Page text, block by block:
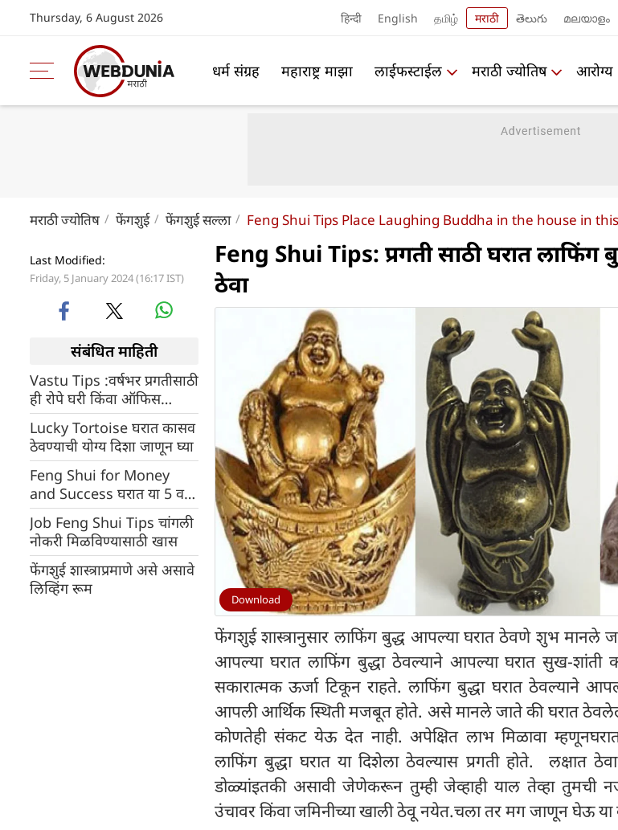
Thursday, 6 August 2026 हिन्दी English தமிழ் मराठी తెలుగు മലയാളം
धर्म संग्रह महाराष्ट्र माझा लाईफस्टाईल मराठी ज्योतिष आरोग्य
मराठी ज्योतिष फेंगशुई फेंगशुई सल्ला Feng Shui Tips Place Laughing Buddha in the house in
Last Modified:
Friday, 5 January 2024 (16:17 IST)
संबंधित माहिती
Vastu Tips :वर्षभर प्रगतीसाठी
ही रोपे घरी किंवा ऑफिस
डेस्कवर ठेवा
Lucky Tortoise घरात कासव
ठेवण्याची योग्य दिशा जाणून घ्या
Feng Shui for Money
and Success घरात या 5 वस्तू
ठेवणे खूप शुभ, प्रगती होऊन
धनाचा वर्षाव होईल
Job Feng Shui Tips चांगली
नोकरी मिळविण्यासाठी खास
फेंगशुई शास्त्राप्रमाणे असे असावे
लिव्हिंग रूम
Feng Shui Tips: प्रगती साठी घरात लाफिंग
ठेवा
Download
फेंगशुई शास्त्रानुसार लाफिंग बुद्ध आपल्या घरात ठेवणे शुभ मानले
आपल्या घरात लाफिंग बुद्धा ठेवल्याने आपल्या घरात सुख-शांती
सकारात्मक ऊर्जा टिकून राहते. लाफिंग बुद्धा घरात ठेवल्याने
आपली आर्थिक स्थिती मजबूत होते. असे मानले जाते की घरात
कोणतेही संकट येऊ देत नाही. अपेक्षित लाभ मिळावा
लाफिंग बुद्धा घरात या दिशेला ठेवल्यास प्रगती होते. लक्षात
डोळ्यांइतकी असावी जेणेकरून तुम्ही जेव्हाही याल तेव्हा तुमची
उंचावर किंवा जमिनीच्या खाली ठेवू नयेत.चला तर मग जाणून घेऊ या